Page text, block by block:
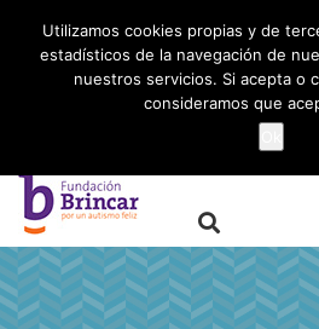
Utilizamos cookies propias y de
estadísticos de la navegación de
nuestros servicios. Si acepta o
consideramos que